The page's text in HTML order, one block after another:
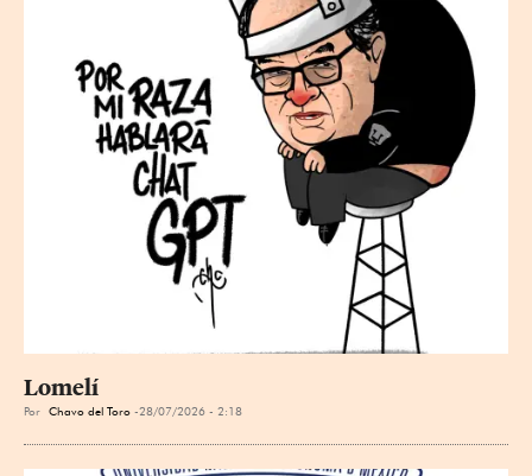
Lomelí
Por Chavo del Toro 28/07/2026 - 2:18